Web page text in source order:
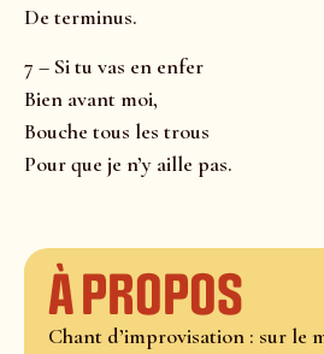
De terminus.
7 – Si tu vas en enfer
Bien avant moi,
Bouche tous les trous
Pour que je n’y aille pas.
À propos
Chant d’improvisation : sur le